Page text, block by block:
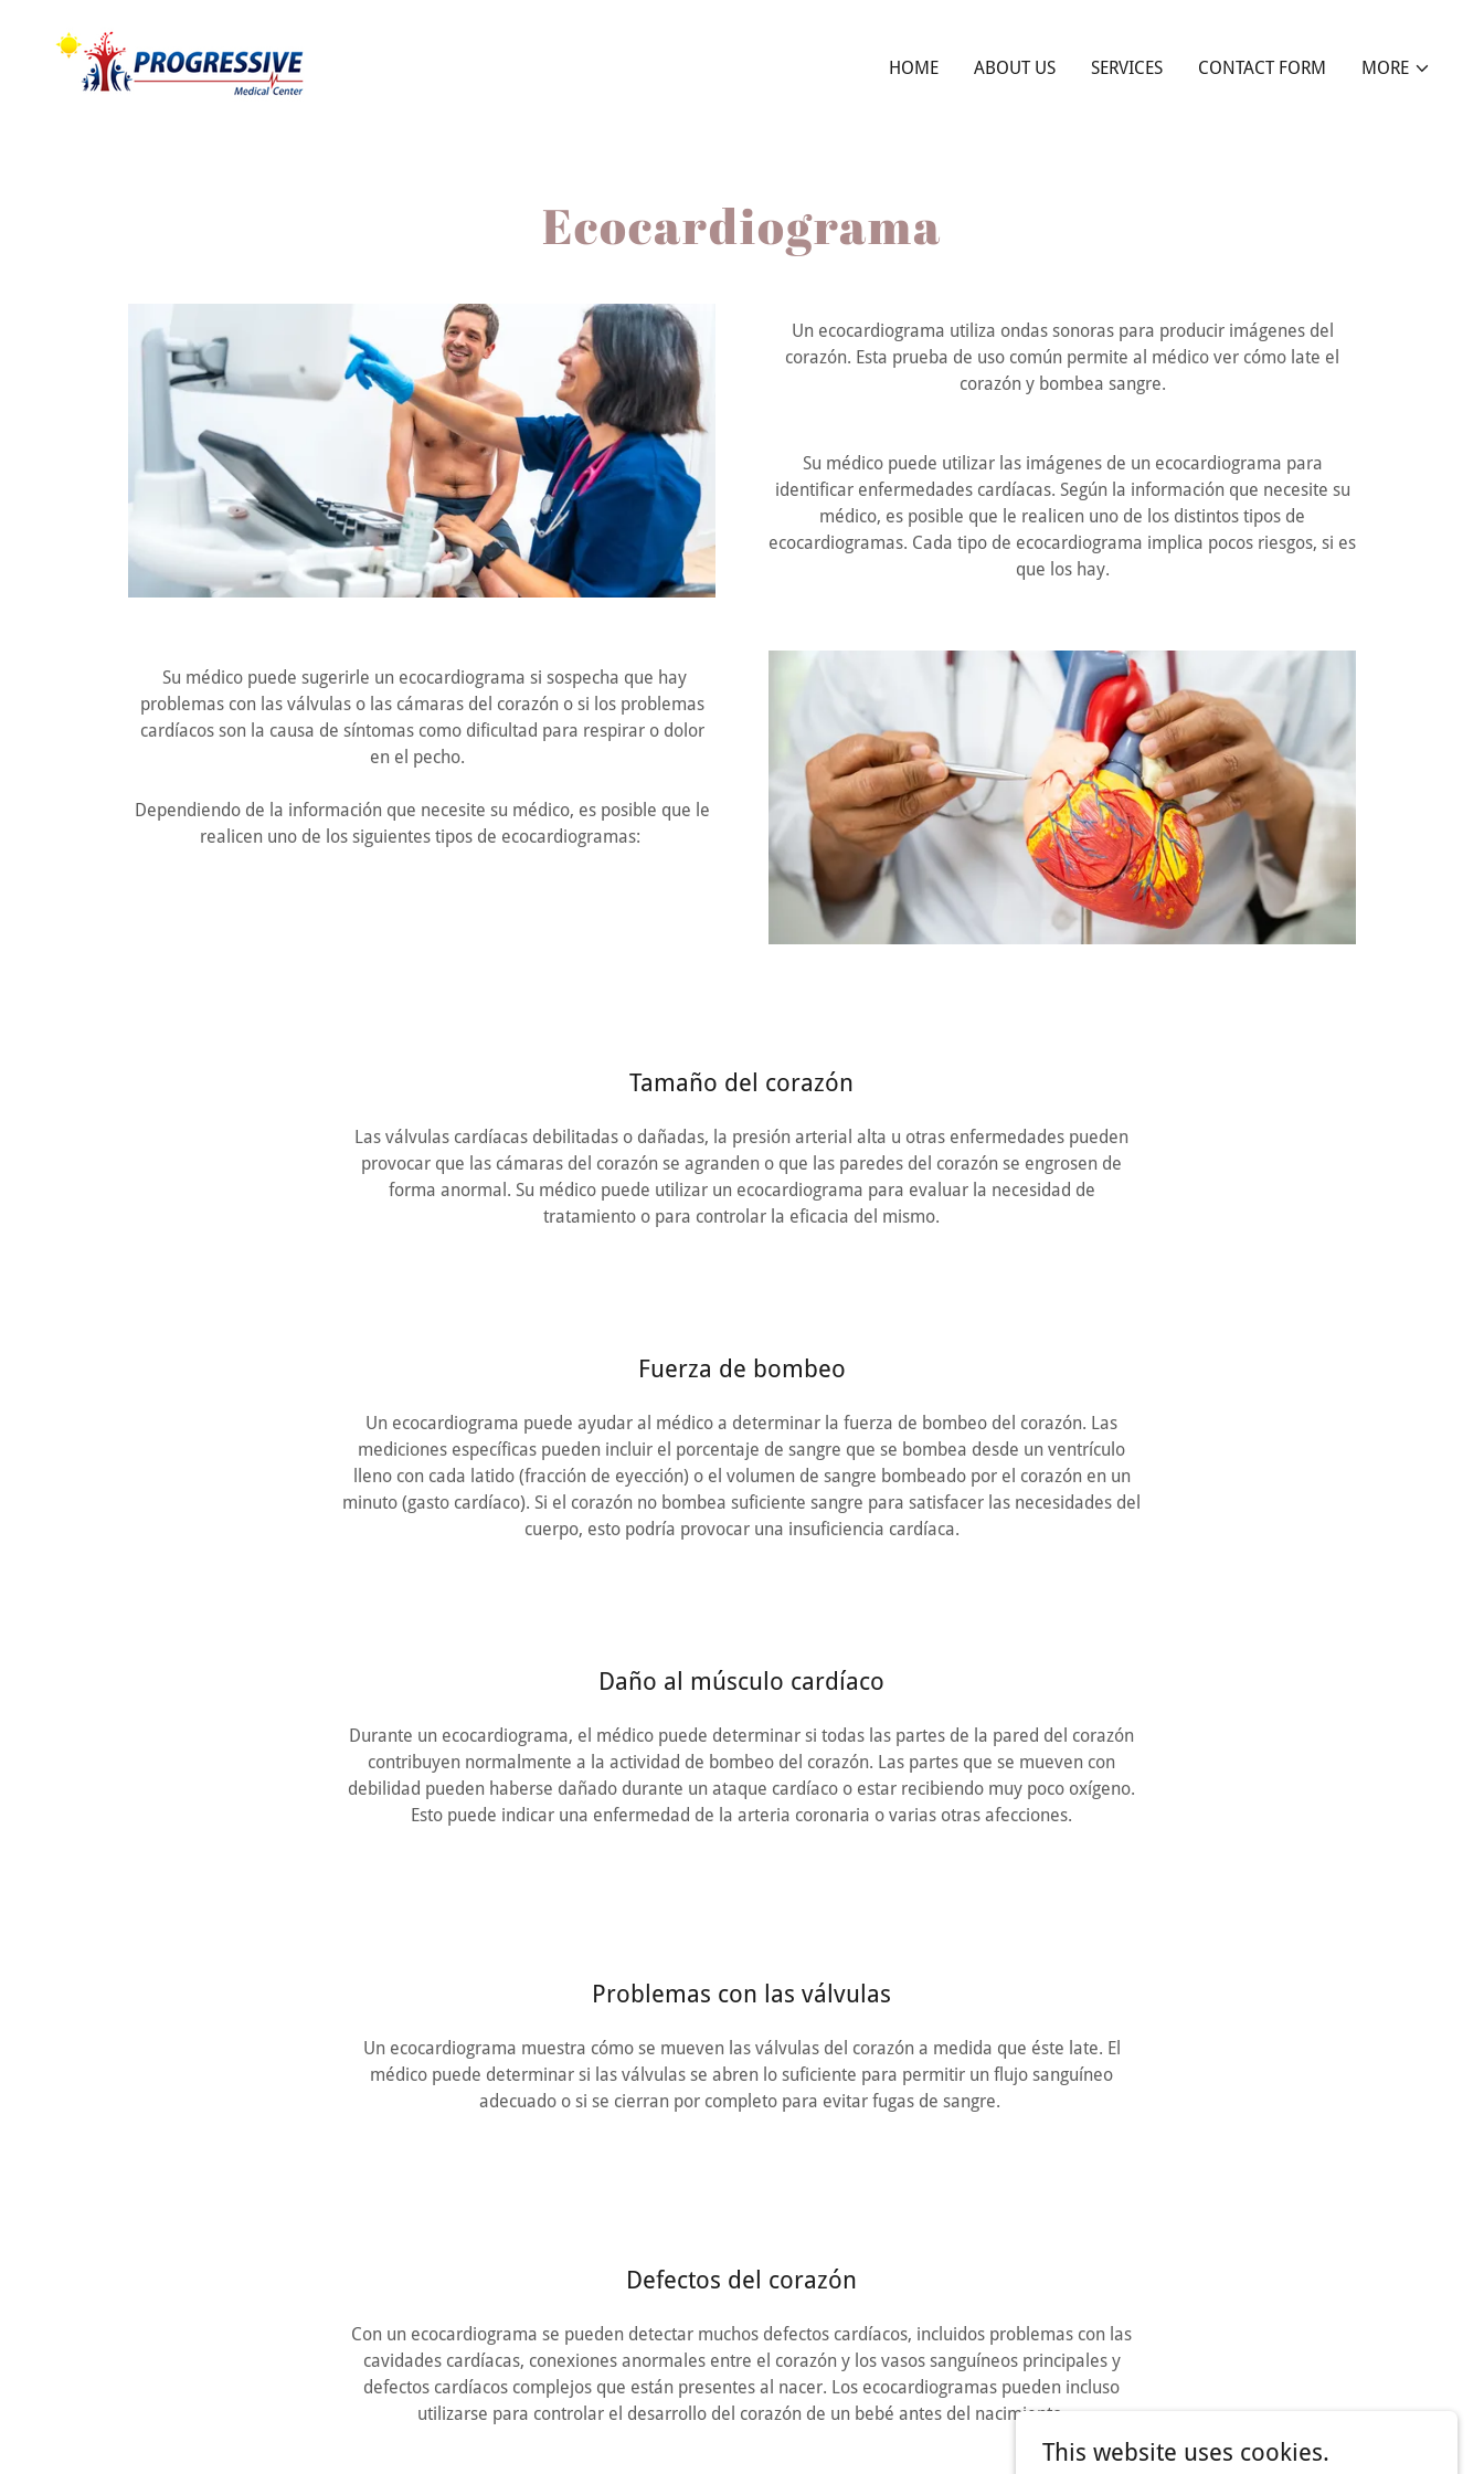
HOME ABOUT US SERVICES CONTACT FORM MORE
Ecocardiograma
Un ecocardiograma utiliza ondas sonoras para producir imágenes del
corazón. Esta prueba de uso común permite al médico ver cómo late el
corazón y bombea sangre.
Su médico puede utilizar las imágenes de un ecocardiograma para
identificar enfermedades cardíacas. Según la información que necesite su
médico, es posible que le realicen uno de los distintos tipos de
ecocardiogramas. Cada tipo de ecocardiograma implica pocos riesgos, si es
que los hay.
Su médico puede sugerirle un ecocardiograma si sospecha que hay
problemas con las válvulas o las cámaras del corazón o si los problemas
cardíacos son la causa de síntomas como dificultad para respirar o dolor
en el pecho.
Dependiendo de la información que necesite su médico, es posible que le
realicen uno de los siguientes tipos de ecocardiogramas:
Tamaño del corazón
Las válvulas cardíacas debilitadas o dañadas, la presión arterial alta u otras enfermedades pueden
provocar que las cámaras del corazón se agranden o que las paredes del corazón se engrosen de
forma anormal. Su médico puede utilizar un ecocardiograma para evaluar la necesidad de
tratamiento o para controlar la eficacia del mismo.
Fuerza de bombeo
Un ecocardiograma puede ayudar al médico a determinar la fuerza de bombeo del corazón. Las
mediciones específicas pueden incluir el porcentaje de sangre que se bombea desde un ventrículo
lleno con cada latido (fracción de eyección) o el volumen de sangre bombeado por el corazón en un
minuto (gasto cardíaco). Si el corazón no bombea suficiente sangre para satisfacer las necesidades del
cuerpo, esto podría provocar una insuficiencia cardíaca.
Daño al músculo cardíaco
Durante un ecocardiograma, el médico puede determinar si todas las partes de la pared del corazón
contribuyen normalmente a la actividad de bombeo del corazón. Las partes que se mueven con
debilidad pueden haberse dañado durante un ataque cardíaco o estar recibiendo muy poco oxígeno.
Esto puede indicar una enfermedad de la arteria coronaria o varias otras afecciones.
Problemas con las válvulas
Un ecocardiograma muestra cómo se mueven las válvulas del corazón a medida que éste late. El
médico puede determinar si las válvulas se abren lo suficiente para permitir un flujo sanguíneo
adecuado o si se cierran por completo para evitar fugas de sangre.
Defectos del corazón
Con un ecocardiograma se pueden detectar muchos defectos cardíacos, incluidos problemas con las
cavidades cardíacas, conexiones anormales entre el corazón y los vasos sanguíneos principales y
defectos cardíacos complejos que están presentes al nacer. Los ecocardiogramas pueden incluso
utilizarse para controlar el desarrollo del corazón de un bebé antes del nacimiento.
This website uses cookies.